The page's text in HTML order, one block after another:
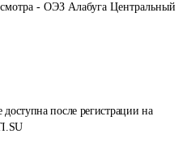
после регистрации на
- ОЭЗ Алабуга Центральный